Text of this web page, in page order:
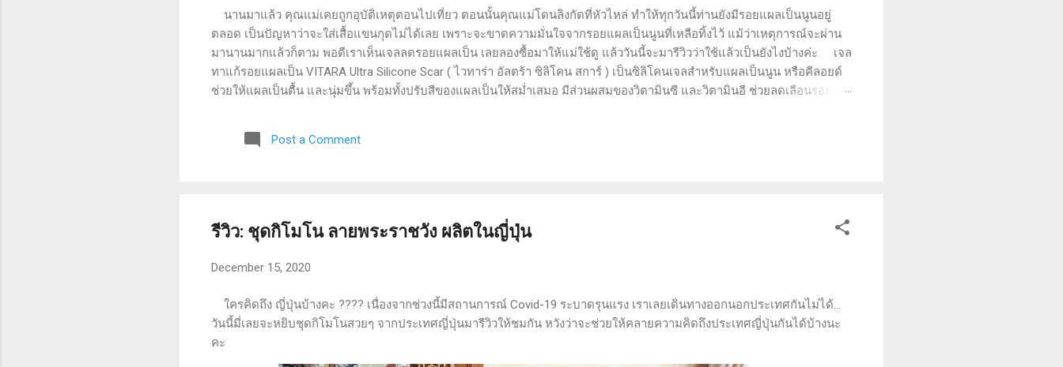
นานมาแล้ว คุณแม่เคยถูกอุบัติเหตุตอนไปเที่ยว ตอนนั้นคุณแม่โดนลิงกัดที่หัวไหล่ ทำให้ทุกวันนี้ท่านยังมีรอยแผลเป็นนูนอยู่
ตลอด เป็นปัญหาว่าจะใส่เสื้อแขนกุดไม่ได้เลย เพราะจะขาดความมั่นใจจากรอยแผลเป็นนูนที่เหลือทิ้งไว้ แม้ว่าเหตุการณ์จะผ่าน
มานานมากแล้วก็ตาม พอดีเราเห็นเจลลดรอยแผลเป็น เลยลองซื้อมาให้แม่ใช้ดู แล้ววันนี้จะมารีวิวว่าใช้แล้วเป็นยังไงบ้างค่ะ เจล
ทาแก้รอยแผลเป็น VITARA Ultra Silicone Scar ( ไวทาร่า อัลตร้า ซิลิโคน สการ์ ) เป็นซิลิโคนเจลสำหรับแผลเป็นนูน หรือคีลอยด์
ช่วยให้แผลเป็นตื้น และนุ่มขึ้น พร้อมทั้งปรับสีของแผลเป็นให้สม่ำเสมอ มีส่วนผสมของวิตามินซี และวิตามินอี ช่วยลดเลือนรอย
tested) รอบกล่องมีรายละเอียดผลิตภัณฑ์อยู่ ปริมาณสุทธิ 9 กรัม วิธีใช้ : ทาเจลลงบนแผลเป็นนูน หรือคีลอยด์ และลูบบางๆ ไป
ในทิศทางเดียวกัน ประมาณ 2-3 นาที ทาวันละ 2 ครั้ง เช้า - เย็น ความรู้สึกขณะใช้ : เนื้อเจลเป็นแบบซิล...
Post a Comment
รีวิว: ชุดกิโมโน ลายพระราชวัง ผลิตในญี่ปุ่น
December 15, 2020
ใครคิดถึง ญี่ปุ่นบ้างคะ ???? เนื่องจากช่วงนี้มีสถานการณ์ Covid-19 ระบาดรุนแรง เราเลยเดินทางออกนอกประเทศกันไม่ได้...
วันนี้มี่เลยจะหยิบชุดกิโมโนสวยๆ จากประเทศญี่ปุ่นมารีวิวให้ชมกัน หวังว่าจะช่วยให้คลายความคิดถึงประเทศญี่ปุ่นกันได้บ้างนะ
คะ